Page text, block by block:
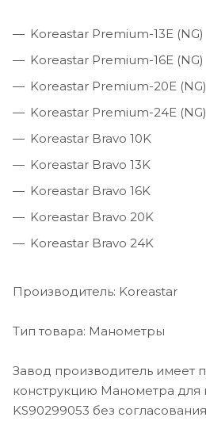
Koreastar Premium-13E (NG)
Koreastar Premium-16E (NG)
Koreastar Premium-20E (NG)
Koreastar Premium-24E (NG)
Koreastar Bravo 10K
Koreastar Bravo 13K
Koreastar Bravo 16K
Koreastar Bravo 20K
Koreastar Bravo 24K
Производитель: Koreastar
Тип товара: Манометры
Завод производитель имеет
конструкцию Манометра для
KS90299053 без